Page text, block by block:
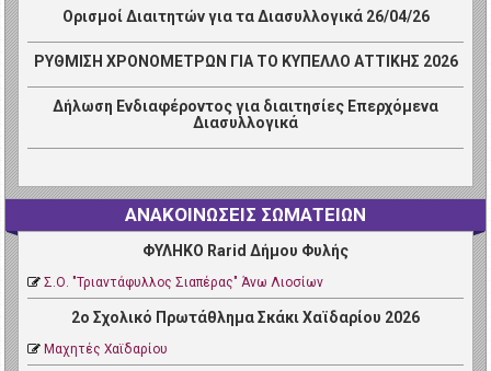
Ορισμοί Διαιτητών για τα Διασυλλογικά 26/04/26
ΡΥΘΜΙΣΗ ΧΡΟΝΟΜΕΤΡΩΝ ΓΙΑ ΤΟ ΚΥΠΕΛΛΟ ΑΤΤΙΚΗΣ 2026
Δήλωση Ενδιαφέροντος για διαιτησίες Επερχόμενα
Διασυλλογικά
ΑΝΑΚΟΙΝΩΣΕΙΣ ΣΩΜΑΤΕΙΩΝ
ΦΥΛΗΚΟ Rarid Δήμου Φυλής
Σ.Ο. "Τριαντάφυλλος Σιαπέρας" Άνω Λιοσίων
2ο Σχολικό Πρωτάθλημα Σκάκι Χαϊδαρίου 2026
Μαχητές Χαϊδαρίου